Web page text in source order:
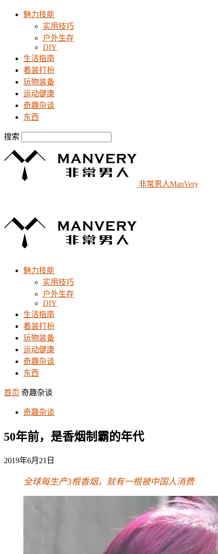
魅力技能
实用技巧
户外生存
DIY
生活指南
着装打扮
玩物装备
运动健康
奇趣杂谈
东西
搜索
非常男人ManVery
魅力技能
实用技巧
户外生存
DIY
生活指南
着装打扮
玩物装备
运动健康
奇趣杂谈
东西
首页 奇趣杂谈
奇趣杂谈
50年前，是香烟制霸的年代
2019年6月21日
全球每生产3根香烟，就有一根被中国人消费